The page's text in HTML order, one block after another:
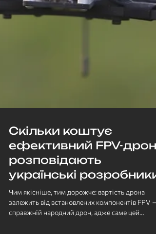
Скільки коштує
ефективний FPV-дрон:
розповідають
українські розробники
Чим якісніше, тим дорожче: вартість дрона
залежить від встановлених компонентів FPV —